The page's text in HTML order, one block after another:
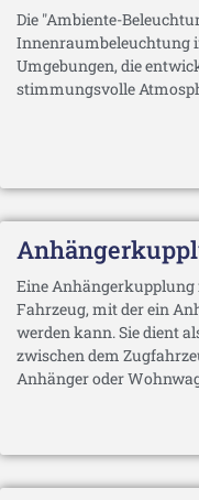
Die "Ambiente-
Innenraumbeleuchtung
Umgebungen, die
stimmungsvolle
Eine
Fahrzeug, mit der ein
werden kann. Sie dient
zwischen dem
Anhänger oder